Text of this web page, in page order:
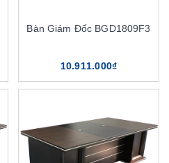
Bàn Giám Đốc BGD1809F3
10.911.000₫